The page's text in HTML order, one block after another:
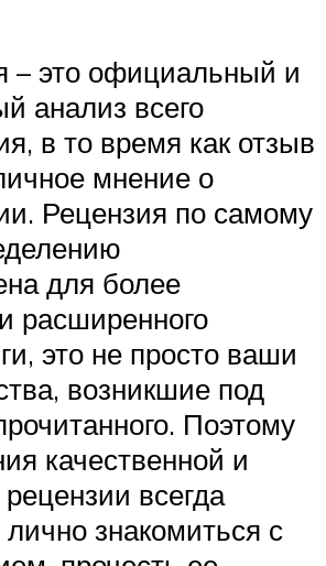
– это официальный и
анализ всего
в то время как отзыв
мнение о
Рецензия по самому
для более
расширенного
это не просто ваши
возникшие под
Поэтому
качественной и
всегда
знакомиться с